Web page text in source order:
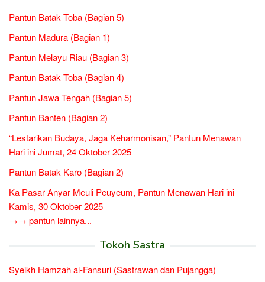
Pantun Batak Toba (Bagian 5)
Pantun Madura (Bagian 1)
Pantun Melayu Riau (Bagian 3)
Pantun Batak Toba (Bagian 4)
Pantun Jawa Tengah (Bagian 5)
Pantun Banten (Bagian 2)
“Lestarikan Budaya, Jaga Keharmonisan,” Pantun Menawan
Hari ini Jumat, 24 Oktober 2025
Pantun Batak Karo (Bagian 2)
Ka Pasar Anyar Meuli Peuyeum, Pantun Menawan Hari ini
Kamis, 30 Oktober 2025
→→ pantun lainnya...
Tokoh Sastra
Syeikh Hamzah al-Fansuri (Sastrawan dan Pujangga)